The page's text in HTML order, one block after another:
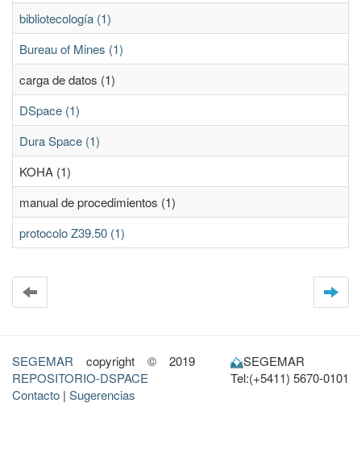
bibliotecología (1)
Bureau of Mines (1)
carga de datos (1)
DSpace (1)
Dura Space (1)
KOHA (1)
manual de procedimientos (1)
protocolo Z39.50 (1)
SEGEMAR copyright © 2019
REPOSITORIO-DSPACE
Contacto | Sugerencias
SEGEMAR
Tel:(+5411) 5670-0101